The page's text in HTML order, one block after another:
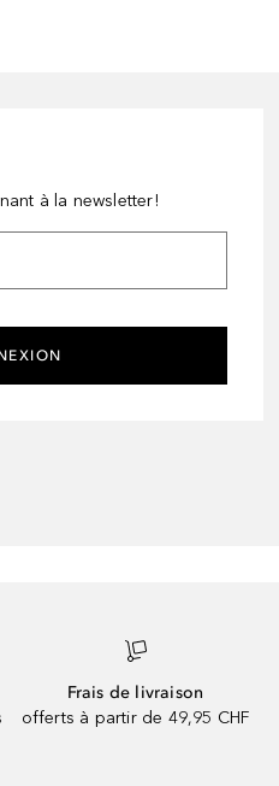
à la newsletter!
Frais de livraison
offerts à partir de 49,95 CHF